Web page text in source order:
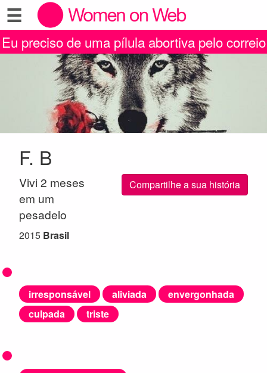
☰
Eu preciso de uma pílula abortiva pelo correio
F. B
Compartilhe a sua história
Vivi 2 meses
em um
pesadelo
2015 Brasil
irresponsável aliviada
envergonhada
culpada
triste